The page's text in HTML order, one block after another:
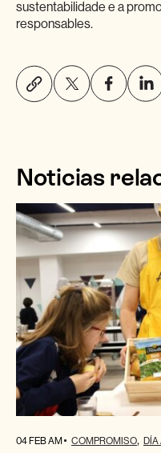
sustentabilidade e a
responsables.
Noticias
04 FEB AM COMPROMISO